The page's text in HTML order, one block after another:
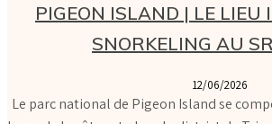
PIGEON ISLAND | LE LIEU
SNORKELING AU
12/06/2026
Le parc national de Pigeon Island se